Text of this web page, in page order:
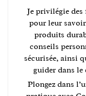
Je privilégie
pour leur
produits
conseils
sécurisée, ainsi
guider dans
Plongez dans